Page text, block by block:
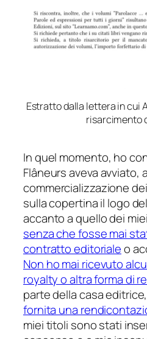
Estratto dalla lettera in cui
risarcimento
In quel momento, ho
Flâneurs aveva avviato,
commercializzazione
sulla copertina il logo
accanto a quello dei
senza che fosse mai
contratto editorialeo
Non ho mai ricevuto
royalty o altra forma di
parte della casa editrice,
fornita una
miei titoli sono stati